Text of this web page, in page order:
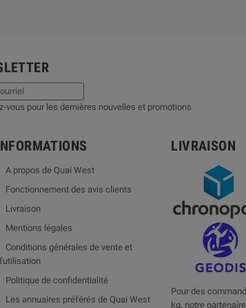
vous pour les dernières nouvelles et promotions
A propos de Quai West
Fonctionnement des avis clients
Livraison
Mentions légales
Conditions générales de vente et
Politique de confidentialité
Les annuaires préférés de Quai West
LIVRAISON
Pour des
kg, notre